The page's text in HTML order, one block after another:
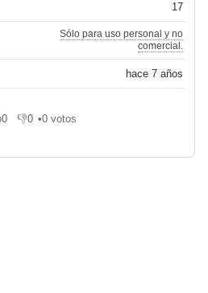
17
Sólo para uso personal y no
comercial.
hace 7 años
0gusta
👎0
No me gusta
•0 votos